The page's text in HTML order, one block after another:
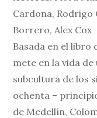
Cardona, Rodrigo
Borrero, Alex Cox
Basada en el libro
mete en la vida
subcultura de los
ochenta –
de Medellín,